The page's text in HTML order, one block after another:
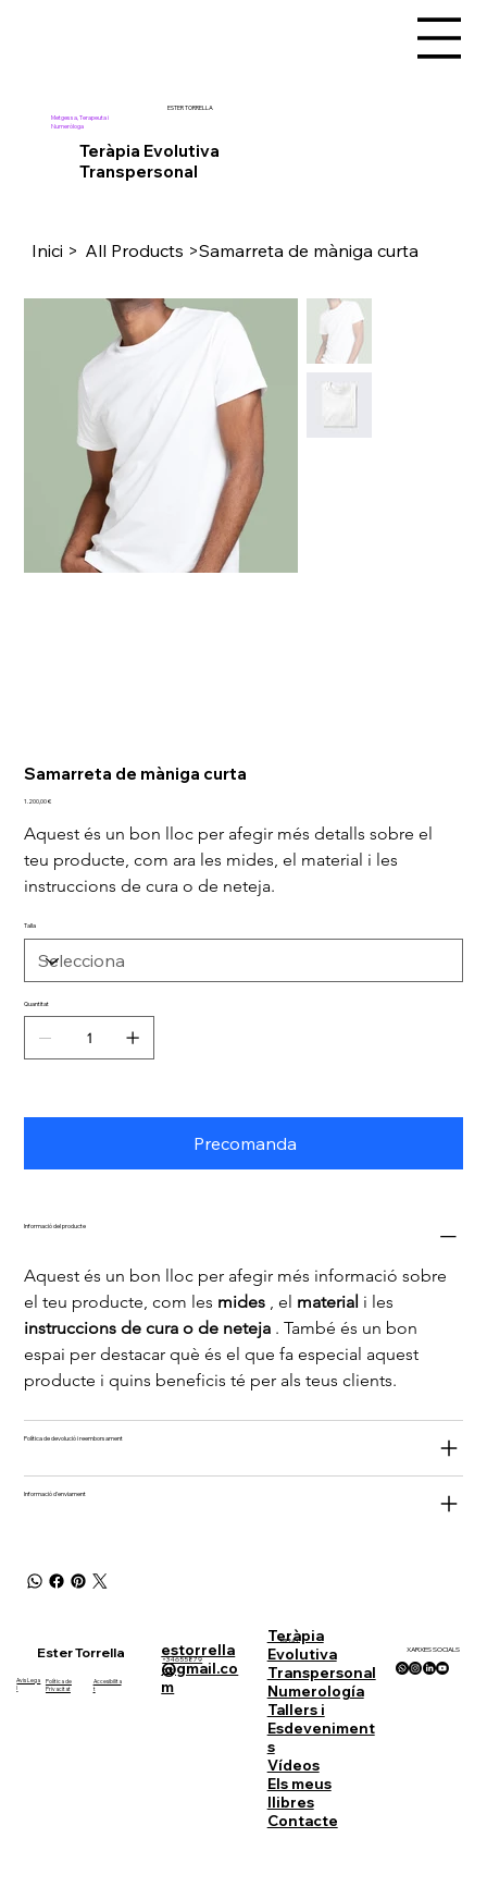
Teràpia Evolutiva
Transpersonal
Metgessa, Terapeuta i
Numeròloga
ESTER TORRELLA
Inici > All Products >Samarreta de màniga curta
Samarreta de màniga curta
Preu
1.200,00 €
Aquest és un bon lloc per afegir més detalls sobre el
teu producte, com ara les mides, el material i les
instruccions de cura o de neteja.
Talla
Quantitat
Precomanda
Informació del producte
Aquest és un bon lloc per afegir més informació sobre
el teu producte, com les mides , el material i les
instruccions de cura o de neteja . També és un bon
espai per destacar què és el que fa especial aquest
producte i quins beneficis té per als teus clients.
Política de devolució i reemborsament
Informació d'enviament
Ester Torrella
Avis Lega
l
Política de
Privacitat
Accesibilita
t
estorrella
@gmail.co
m
+34655879
833
MENÚ
Teràpia
Evolutiva
Transpersonal
Numerología
Tallers i
Esdeveniment
s
Vídeos
Els meus
llibres
Contacte
XARXES SOCIALS